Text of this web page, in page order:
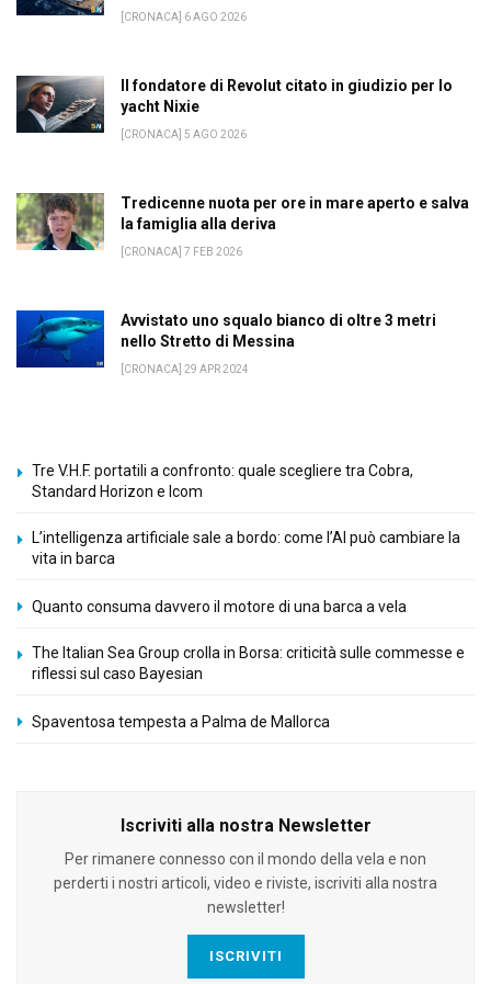
[CRONACA] 6 AGO 2026
Il fondatore di Revolut citato in giudizio per lo
yacht Nixie
[CRONACA] 5 AGO 2026
Tredicenne nuota per ore in mare aperto e salva
la famiglia alla deriva
[CRONACA] 7 FEB 2026
Avvistato uno squalo bianco di oltre 3 metri
nello Stretto di Messina
[CRONACA] 29 APR 2024
Tre V.H.F. portatili a confronto: quale scegliere tra Cobra,
Standard Horizon e Icom
L’intelligenza artificiale sale a bordo: come l’AI può cambiare la
vita in barca
Quanto consuma davvero il motore di una barca a vela
The Italian Sea Group crolla in Borsa: criticità sulle commesse e
riflessi sul caso Bayesian
Spaventosa tempesta a Palma de Mallorca
Iscriviti alla nostra Newsletter
Per rimanere connesso con il mondo della vela e non
perderti i nostri articoli, video e riviste, iscriviti alla nostra
newsletter!
ISCRIVITI